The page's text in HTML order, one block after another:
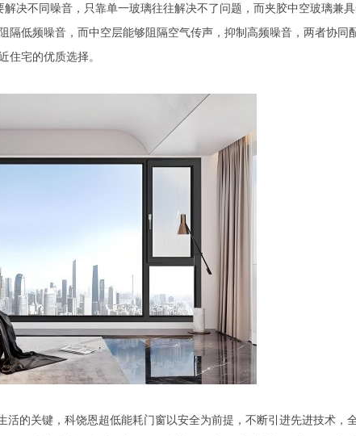
决不同噪音，只靠单一玻璃往往解决不了问题，而夹胶中空玻璃兼
隔低频噪音，而中空层能够阻隔空气传声，抑制高频噪音，两者协同
住宅的优质选择。
活的关键，科饶恩超低能耗门窗以安全为前提，不断引进先进技术，